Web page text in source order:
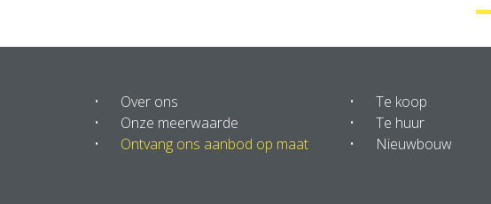
Over ons
Onze meerwaarde
Ontvang ons aanbod op maat
Te koop
Te huur
Nieuwbouw